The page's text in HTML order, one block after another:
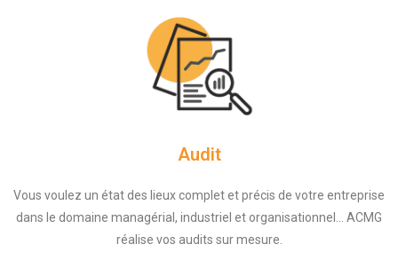
Audit
Vous voulez un état des lieux complet et précis de votre entreprise
dans le domaine managérial, industriel et organisationnel... ACMG
réalise vos audits sur mesure.